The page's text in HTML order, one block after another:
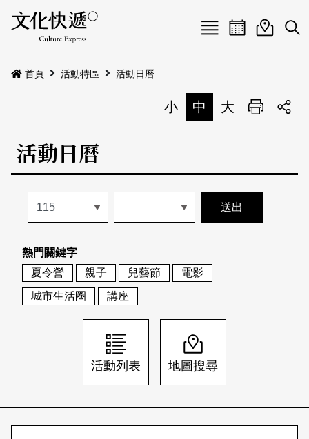
Menu
最新公告
本期專題
歷史專題
活動特區
活動列表
地圖搜尋
關於我們
關於我們
刊物索取地點
會員基本資料
刊登活動
網站導覽 English
日本語 登入/註冊
活動日曆活動地圖
展
:::
首頁
活動特區 活動日曆
小 中 大 列印
活動日曆
熱門關鍵字
夏令營
親子 兒藝節
電影
城市生活圈
講座
活動列表 地圖搜尋